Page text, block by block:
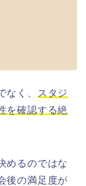
なく、
スタジ
を確認する絶
めるのではな
後の満足度が